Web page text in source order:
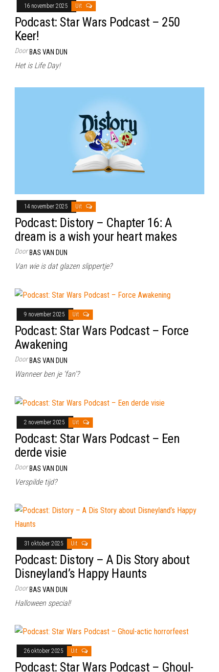
16 november 2025 Uit
Podcast: Star Wars Podcast – 250
Keer!
Door BAS VAN DUN
Het is Life Day!
14 november 2025 Uit
Podcast: Distory – Chapter 16: A
dream is a wish your heart makes
Door BAS VAN DUN
Van wie is dat glazen slippertje?
9 november 2025 Uit
Podcast: Star Wars Podcast – Force
Awakening
Door BAS VAN DUN
Wanneer ben je ‘fan’?
2 november 2025 Uit
Podcast: Star Wars Podcast – Een
derde visie
Door BAS VAN DUN
Verspilde tijd?
31 oktober 2025 Uit
Podcast: Distory – A Dis Story about
Disneyland’s Happy Haunts
Door BAS VAN DUN
Halloween special!
26 oktober 2025 Uit
Podcast: Star Wars Podcast – Ghoul-